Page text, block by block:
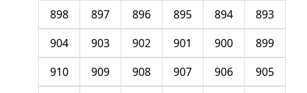
893
894
895
896
897
898
899
900
901
902
903
904
905
906
907
908
909
910